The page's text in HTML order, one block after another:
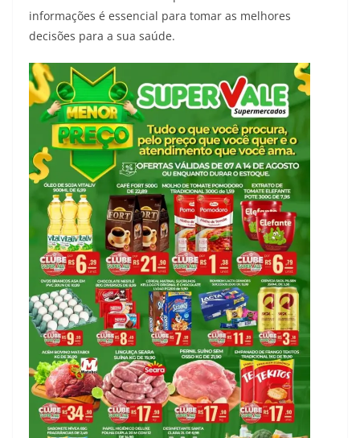
informações é essencial para tomar as melhores
decisões para a sua saúde.